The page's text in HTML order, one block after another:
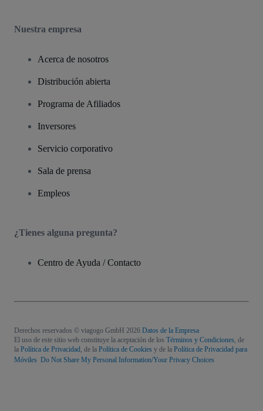
Nuestra empresa
Acerca de nosotros
Distribución abierta
Programa de Afiliados
Inversores
Servicio corporativo
Sala de prensa
Empleos
¿Tienes alguna pregunta?
Centro de Ayuda / Contacto
Derechos reservados © viagogo GmbH 2026 Datos de la Empresa
El uso de este sitio web constituye la aceptación de los Términos y Condiciones, de
la Política de Privacidad, de la Política de Cookies y de la Política de Privacidad para
Móviles Do Not Share My Personal Information/Your Privacy Choices